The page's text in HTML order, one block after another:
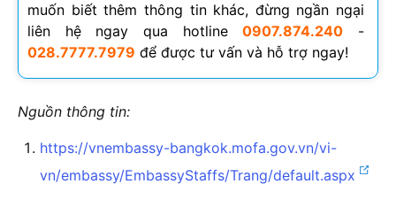
muốn biết thêm thông tin khác, đừng ngần ngại
liên hệ ngay qua hotline0907.874.240 -
028.7777.7979 để được tư vấn và hỗ trợ ngay!
Nguồn thông tin:
https://vnembassy-bangkok.mofa.gov.vn/vi-
vn/embassy/EmbassyStaffs/Trang/default.aspx